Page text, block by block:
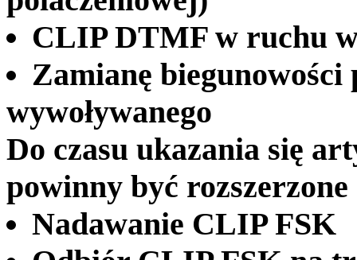
CLIP DTMF w ruchu
Zamianę biegunowości
wywoływanego
Do czasu ukazania się
powinny być rozszerzone
Nadawanie CLIP FSK